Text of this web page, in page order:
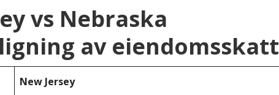
vs Nebraska
av eiendomsskatt
New Jersey